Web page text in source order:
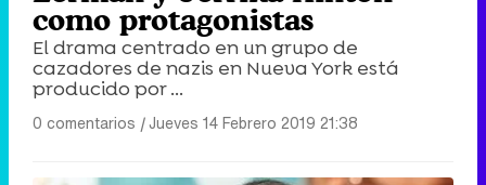
como protagonistas
El drama centrado en un grupo de
cazadores de nazis en Nueva York está
producido por ...
0 comentarios |Jueves 14 Febrero 2019 21:38